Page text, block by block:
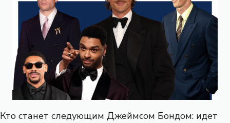
Кто станет следующим Джеймсом Бондом: идет